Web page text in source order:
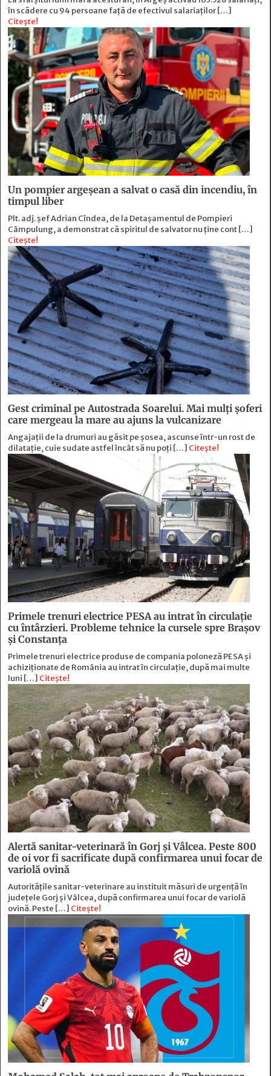
în scădere cu 94 persoane faţă de efectivul salariaţilor […]
Citește!
Un pompier argeșean a salvat o casă din incendiu, în
timpul liber
Plt. adj. șef Adrian Cîndea, de la Detașamentul de Pompieri
Câmpulung, a demonstrat că spiritul de salvator nu ține cont […]
Citește!
Gest criminal pe Autostrada Soarelui. Mai mulți șoferi
care mergeau la mare au ajuns la vulcanizare
Angajaţii de la drumuri au găsit pe şosea, ascunse într-un rost de
dilataţie, cuie sudate astfel încât să nu poţi […] Citește!
Primele trenuri electrice PESA au intrat în circulație
cu întârzieri. Probleme tehnice la cursele spre Brașov
și Constanța
Primele trenuri electrice produse de compania poloneză PESA și
achiziționate de România au intrat în circulație, după mai multe
luni […] Citește!
Alertă sanitar-veterinară în Gorj și Vâlcea. Peste 800
de oi vor fi sacrificate după confirmarea unui focar de
variolă ovină
Autoritățile sanitar-veterinare au instituit măsuri de urgență în
județele Gorj și Vâlcea, după confirmarea unui focar de variolă
ovină. Peste […] Citește!